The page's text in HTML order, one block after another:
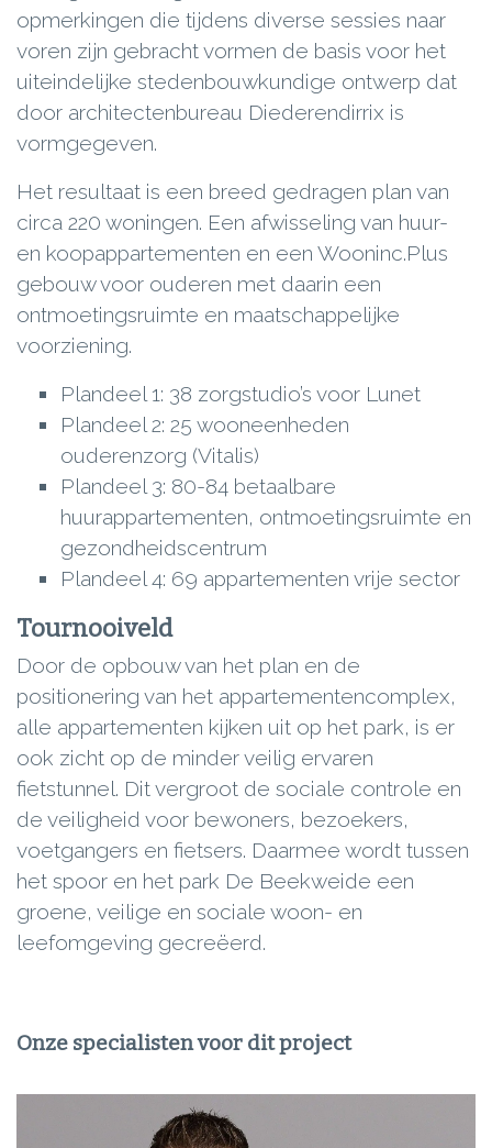
opmerkingen die tijdens diverse sessies naar
voren zijn gebracht vormen de basis voor het
uiteindelijke stedenbouwkundige ontwerp dat
door architectenbureau Diederendirrix is
vormgegeven.
Het resultaat is een breed gedragen plan van
circa 220 woningen. Een afwisseling van huur-
en koopappartementen en een Wooninc.Plus
gebouw voor ouderen met daarin een
ontmoetingsruimte en maatschappelijke
voorziening.
Plandeel 1: 38 zorgstudio’s voor Lunet
Plandeel 2: 25 wooneenheden
ouderenzorg (Vitalis)
Plandeel 3: 80-84 betaalbare
huurappartementen, ontmoetingsruimte en
gezondheidscentrum
Plandeel 4: 69 appartementen vrije sector
Tournooiveld
Door de opbouw van het plan en de
positionering van het appartementencomplex,
alle appartementen kijken uit op het park, is er
ook zicht op de minder veilig ervaren
fietstunnel. Dit vergroot de sociale controle en
de veiligheid voor bewoners, bezoekers,
voetgangers en fietsers. Daarmee wordt tussen
het spoor en het park De Beekweide een
groene, veilige en sociale woon- en
leefomgeving gecreëerd.
Onze specialisten voor dit project